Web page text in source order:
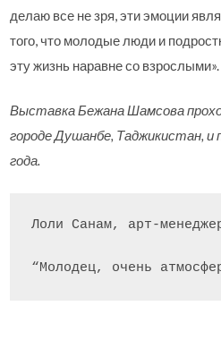
делаю все не зря, эти эмоции
того, что молодые люди и
эту жизнь наравне со взрослыми».
Выставка Бежана Шамсова
городе Душанбе, Таджикистан,
года.
Лоли Санам, арт-
“Молодец, очень